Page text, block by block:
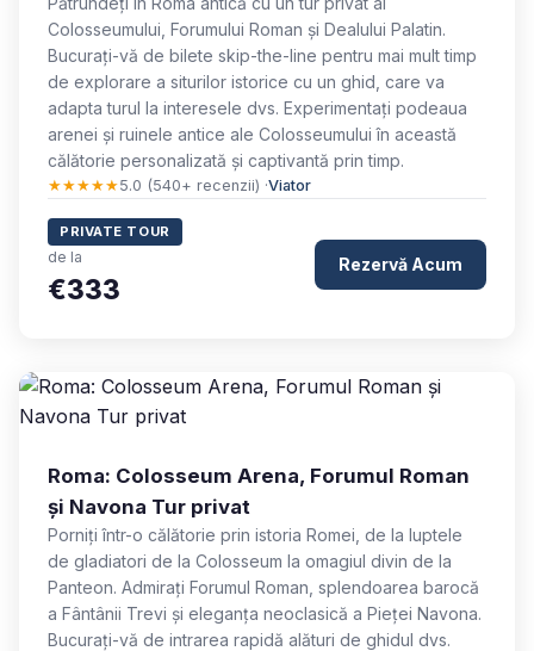
Colosseumului, Forumului Roman și Dealului Palatin.
Bucurați-vă de bilete skip-the-line pentru mai mult timp
de explorare a siturilor istorice cu un ghid, care va
adapta turul la interesele dvs. Experimentați podeaua
arenei și ruinele antice ale Colosseumului în această
călătorie personalizată și captivantă prin timp.
★★★★★5.0 (540+ recenzii) ·Viator
PRIVATE TOUR
de la
€333
Rezervă Acum
Roma: Colosseum Arena, Forumul Roman
și Navona Tur privat
Porniți într-o călătorie prin istoria Romei, de la luptele
de gladiatori de la Colosseum la omagiul divin de la
Panteon. Admirați Forumul Roman, splendoarea barocă
a Fântânii Trevi și eleganța neoclasică a Pieței Navona.
Bucurați-vă de intrarea rapidă alături de ghidul dvs.